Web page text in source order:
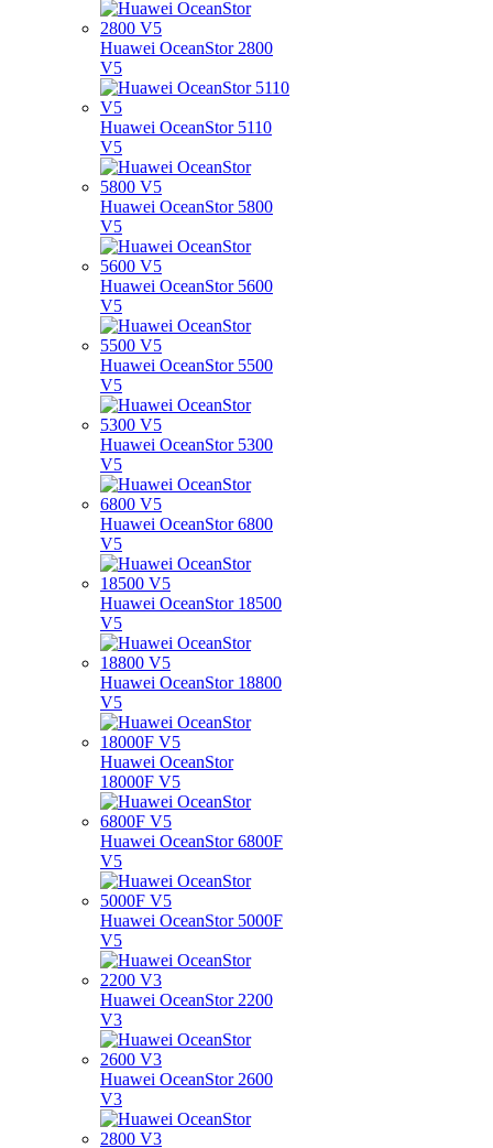
Huawei OceanStor 2800
V5
Huawei OceanStor 5110
V5
Huawei OceanStor 5800
V5
Huawei OceanStor 5600
V5
Huawei OceanStor 5500
V5
Huawei OceanStor 5300
V5
Huawei OceanStor 6800
V5
Huawei OceanStor 18500
V5
Huawei OceanStor 18800
V5
Huawei OceanStor
18000F V5
Huawei OceanStor 6800F
V5
Huawei OceanStor 5000F
V5
Huawei OceanStor 2200
V3
Huawei OceanStor 2600
V3